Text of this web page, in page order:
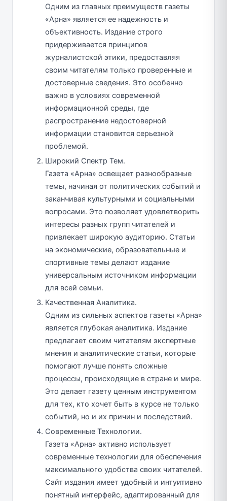
Одним из главных преимуществ газеты
«Арна» является ее надежность и
объективность. Издание строго
придерживается принципов
журналистской этики, предоставляя
своим читателям только проверенные и
достоверные сведения. Это особенно
важно в условиях современной
информационной среды, где
распространение недостоверной
информации становится серьезной
проблемой.
Широкий Спектр Тем.
Газета «Арна» освещает разнообразные
темы, начиная от политических событий и
заканчивая культурными и социальными
вопросами. Это позволяет удовлетворить
интересы разных групп читателей и
привлекает широкую аудиторию. Статьи
на экономические, образовательные и
спортивные темы делают издание
универсальным источником информации
для всей семьи.
Качественная Аналитика.
Одним из сильных аспектов газеты «Арна»
является глубокая аналитика. Издание
предлагает своим читателям экспертные
мнения и аналитические статьи, которые
помогают лучше понять сложные
процессы, происходящие в стране и мире.
Это делает газету ценным инструментом
для тех, кто хочет быть в курсе не только
событий, но и их причин и последствий.
Современные Технологии.
Газета «Арна» активно использует
современные технологии для обеспечения
максимального удобства своих читателей.
Сайт издания имеет удобный и интуитивно
понятный интерфейс, адаптированный для